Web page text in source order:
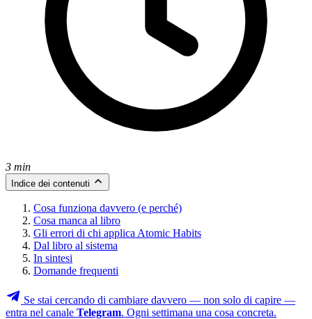
3 min
Indice dei contenuti
Cosa funziona davvero (e perché)
Cosa manca al libro
Gli errori di chi applica Atomic Habits
Dal libro al sistema
In sintesi
Domande frequenti
Se stai cercando di cambiare davvero — non solo di capire —
entra nel canale Telegram. Ogni settimana una cosa concreta.